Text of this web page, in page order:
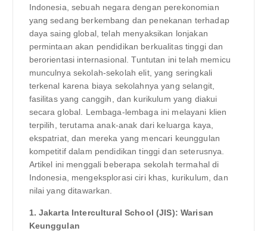
Indonesia, sebuah negara dengan perekonomian
yang sedang berkembang dan penekanan terhadap
daya saing global, telah menyaksikan lonjakan
permintaan akan pendidikan berkualitas tinggi dan
berorientasi internasional. Tuntutan ini telah memicu
munculnya sekolah-sekolah elit, yang seringkali
terkenal karena biaya sekolahnya yang selangit,
fasilitas yang canggih, dan kurikulum yang diakui
secara global. Lembaga-lembaga ini melayani klien
terpilih, terutama anak-anak dari keluarga kaya,
ekspatriat, dan mereka yang mencari keunggulan
kompetitif dalam pendidikan tinggi dan seterusnya.
Artikel ini menggali beberapa sekolah termahal di
Indonesia, mengeksplorasi ciri khas, kurikulum, dan
nilai yang ditawarkan.
1. Jakarta Intercultural School (JIS): Warisan
Keunggulan